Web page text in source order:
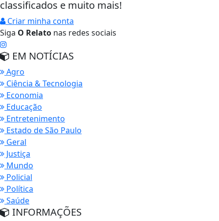
classificados e muito mais!
Criar minha conta
Siga O Relato nas redes sociais
EM NOTÍCIAS
Agro
Ciência & Tecnologia
Economia
Educação
Entretenimento
Estado de São Paulo
Geral
Justiça
Mundo
Policial
Política
Saúde
INFORMAÇÕES